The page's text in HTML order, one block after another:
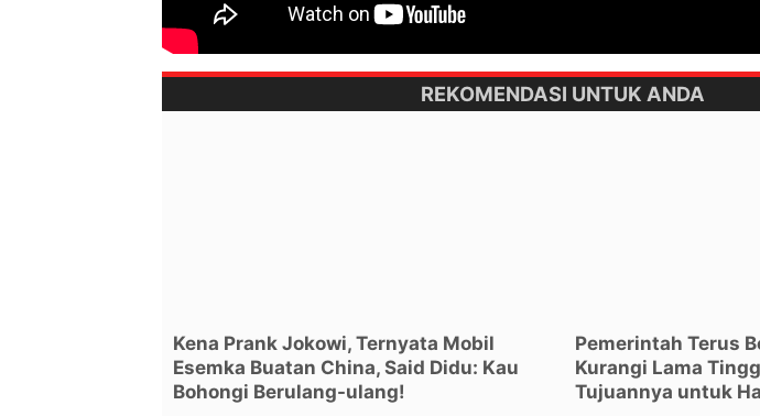
REKOMENDASI UNTUK ANDA
Kena Prank Jokowi, Ternyata Mobil
Esemka Buatan China, Said Didu: Kau
Bohongi Berulang-ulang!
Pemerintah Terus
Kurangi Lama
Tujuannya untuk